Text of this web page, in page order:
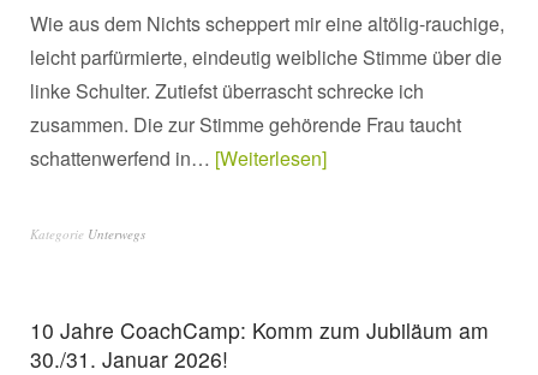
Wie aus dem Nichts scheppert mir eine altölig-rauchige,
leicht parfürmierte, eindeutig weibliche Stimme über die
linke Schulter. Zutiefst überrascht schrecke ich
zusammen. Die zur Stimme gehörende Frau taucht
schattenwerfend in… Weiterlesen
Kategorie Unterwegs
10 Jahre CoachCamp: Komm zum Jubiläum am
30./31. Januar 2026!